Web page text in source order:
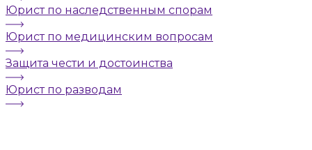
Юрист по наследственным спорам
Юрист по медицинским вопросам
Защита чести и достоинства
Юрист по разводам